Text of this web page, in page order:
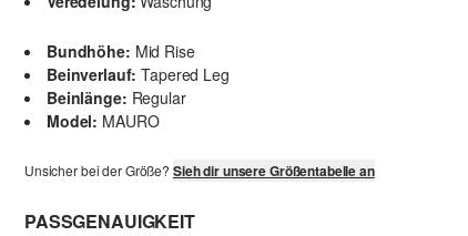
Bundhöhe: Mid Rise
Beinverlauf: Tapered Leg
Beinlänge: Regular
Model: MAURO
Unsicher bei der Größe? Sieh dir unsere Größentabelle an
PASSGENAUIGKEIT